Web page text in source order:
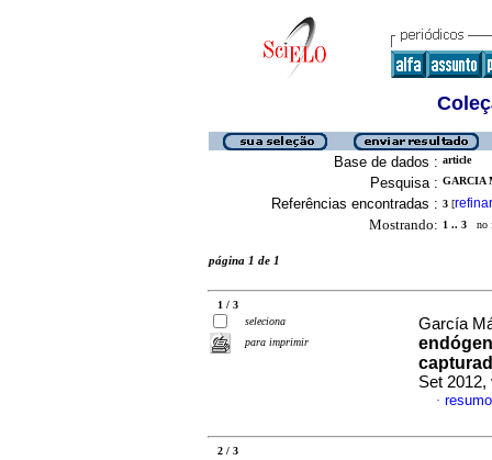
Base de dados : article
Pesquisa : GARCIA
Referências encontradas : 3 [refinar
Mostrando: 1 .. 3 no
página 1 de 1
1 / 3
seleciona
para imprimir
García
Set 2012,
·
2 / 3